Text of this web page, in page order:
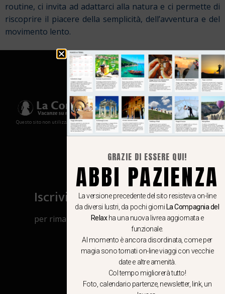
routine, ci invita ad adattarci alla natura e ci permette di
riscoprire il piacere della semplicità, dell’avventura e del
movimento lento.
Questo sito non utilizza cookies e non memorizza in alcun modo le tue informazioni
Iscriviti al canale Whatsapp
per rimanere aggiornato su viaggi, eventi
CLICCA QUI
GRAZIE DI ESSERE QUI!
ABBI PAZIENZA
La versione precedente del sito resisteva on-line
da diversi lustri, da pochi giorni La Compagnia del
Relaxha una nuova livrea aggiornata e
funzionale.
Al momento è ancora disordinata, come per
magia sono tornati on-line viaggi con vecchie
date e altre amenità.
Col tempo migliorerà tutto!
Foto, calendario partenze, newsletter, link, un